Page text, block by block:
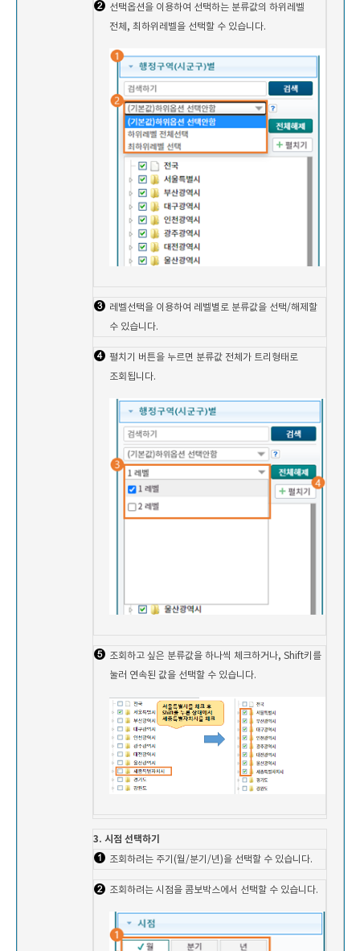
선택옵션을 이용하여 선택하는 분류값의 하위레벨
전체, 최하위레벨을 선택할 수 있습니다.
레벨선택을 이용하여 레벨별로 분류값을 선택/해제할
수 있습니다.
펼치기 버튼을 누르면 분류값 전체가 트리형태로
조회됩니다.
조회하고 싶은 분류값을 하나씩 체크하거나, Shift키를
눌러 연속된 값을 선택할 수 있습니다.
3. 시점 선택하기
조회하려는 주기(월/분기/년)을 선택할 수 있습니다.
조회하려는 시점을 콤보박스에서 선택할 수 있습니다.